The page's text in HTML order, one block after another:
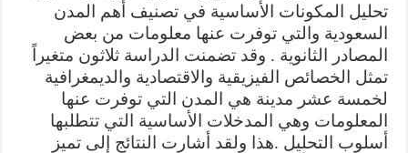
تحليل المكونات الأساسية في تصنيف أهم المدن
السعودية والتي توفرت عنها معلومات من بعض
المصادر الثانوية . وقد تضمنت الدراسة ثلاثون متغيراً
تمثل الخصائص الفيزيقية والاقتصادية والديمغرافية
لخمسة عشر مدينة هي المدن التي توفرت عنها
المعلومات وهي المدخلات الأساسية التي تتطلبها
أسلوب التحليل .هذا ولقد أشارت النتائج إلى تميز